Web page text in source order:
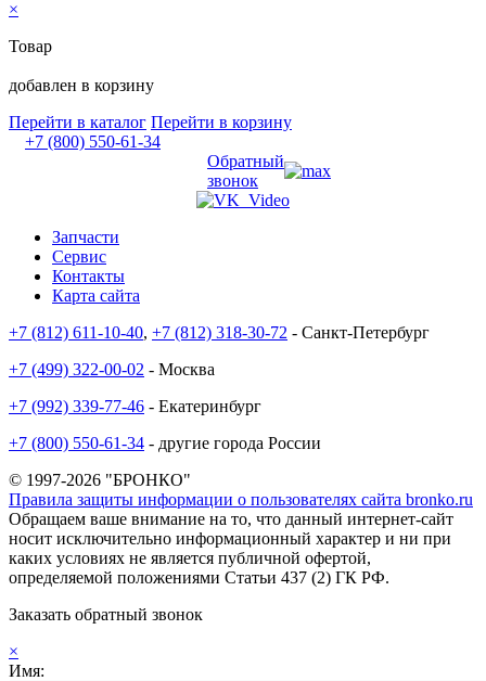
×
Товар
добавлен в корзину
Перейти в каталог Перейти в корзину
+7 (800) 550-61-34
Обратный
звонок
Запчасти
Сервис
Контакты
Карта сайта
+7 (812) 611-10-40, +7 (812) 318-30-72 - Санкт-Петербург
+7 (499) 322-00-02 - Москва
+7 (992) 339-77-46 - Екатеринбург
+7 (800) 550-61-34 - другие города России
© 1997-2026 "БРОНКО"
Правила защиты информации о пользователях сайта bronko.ru
Обращаем ваше внимание на то, что данный интернет-сайт
носит исключительно информационный характер и ни при
каких условиях не является публичной офертой,
определяемой положениями Статьи 437 (2) ГК РФ.
Заказать обратный звонок
×
Имя: